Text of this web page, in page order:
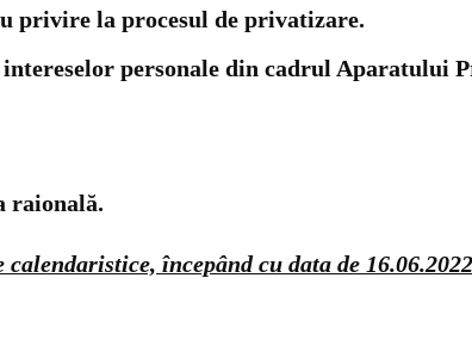
privire la procesul de privatizare.
personale din cadrul Aparatului
raională.
calendaristice, începând cu data de 16.06.2022